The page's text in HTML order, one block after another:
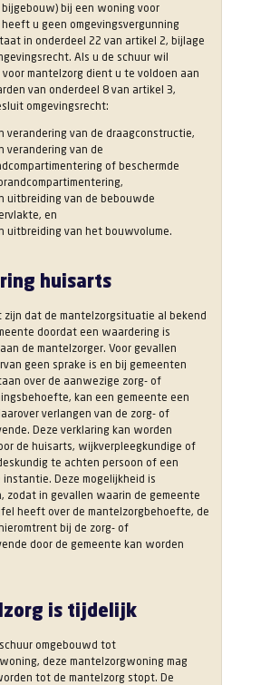
bij een woning voor
u geen omgevingsvergunning
in onderdeel 22 van artikel 2, bijlage
Als u de schuur wil
mantelzorg dient u te voldoen aan
van onderdeel 8 van artikel 3,
omgevingsrecht:
verandering van de draagconstructie,
verandering van de
of beschermde
uitbreiding van de bebouwde
en
uitbreiding van het bouwvolume.
huisarts
zijn dat de mantelzorgsituatie al bekend
doordat een waardering is
de mantelzorger. Voor gevallen
geen sprake is en bij gemeenten
over de aanwezige zorg- of
kan een gemeente een
verlangen van de zorg- of
Deze verklaring kan worden
de huisarts, wijkverpleegkundige of
te achten persoon of een
instantie. Deze mogelijkheid is
zodat in gevallen waarin de gemeente
heeft over de mantelzorgbehoefte, de
bij de zorg- of
door de gemeente kan worden
is tijdelijk
omgebouwd tot
deze mantelzorgwoning mag
tot de mantelzorg stopt. De